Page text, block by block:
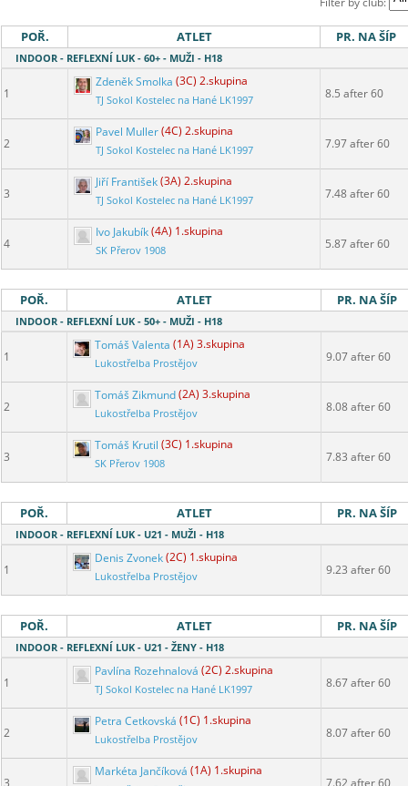
POŘ. ATLET PR. NA ŠÍP
INDOOR - REFLEXNÍ LUK - 60+ - MUŽI - H18
1
Zdeněk Smolka (3C) 2.skupina
TJ Sokol Kostelec na Hané LK1997 8.5 after 60
2
Pavel Muller(4C) 2.skupina
TJ Sokol Kostelec na Hané LK1997 7.97 after 60
3
Jiří František(3A) 2.skupina
TJ Sokol Kostelec na Hané LK1997 7.48 after 60
4
Ivo Jakubík(4A) 1.skupina
SK Přerov 1908 5.87 after 60
POŘ. ATLET PR. NA ŠÍP
INDOOR - REFLEXNÍ LUK - 50+ - MUŽI - H18
1
Tomáš Valenta (1A) 3.skupina
Lukostřelba Prostějov 9.07 after 60
2
Tomáš Zikmund(2A) 3.skupina
Lukostřelba Prostějov 8.08 after 60
3
Tomáš Krutil (3C) 1.skupina
SK Přerov 1908 7.83 after 60
POŘ. ATLET PR. NA ŠÍP
INDOOR - REFLEXNÍ LUK - U21 - MUŽI - H18
1
Denis Zvonek(2C) 1.skupina
Lukostřelba Prostějov 9.23 after 60
POŘ. ATLET PR. NA ŠÍP
INDOOR - REFLEXNÍ LUK - U21 - ŽENY - H18
1
Pavlína Rozehnalová (2C) 2.skupina
TJ Sokol Kostelec na Hané LK1997 8.67 after 60
2
Petra Cetkovská (1C) 1.skupina
Lukostřelba Prostějov 8.07 after 60
Markéta Jančíková (1A) 1.skupina